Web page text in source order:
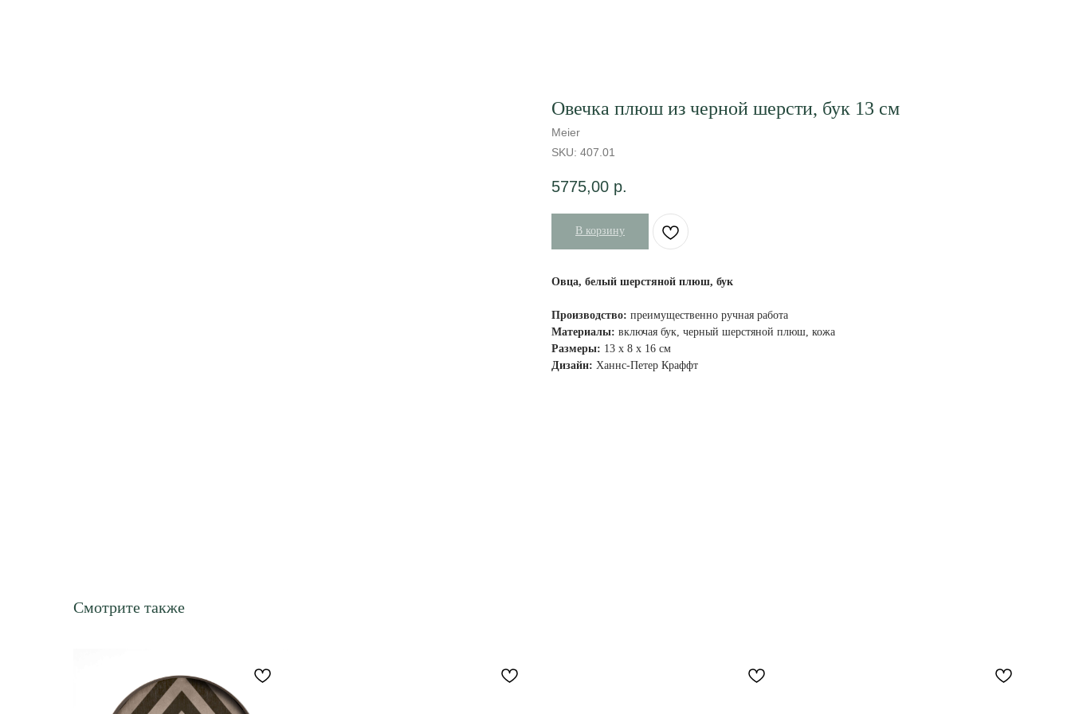
Овечка плюш из черной шерсти, бук 13 см
Meier
SKU: 407.01
5775,00 р.
В корзину
Овца, белый шерстяной плюш, бук
Производство: преимущественно ручная работа
Материалы: включая бук, черный шерстяной плюш, кожа
Размеры: 13 x 8 x 16 см
Дизайн: Ханнс-Петер Краффт
Смотрите также